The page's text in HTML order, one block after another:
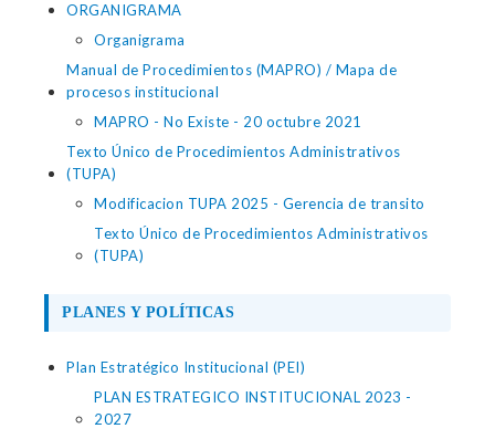
ORGANIGRAMA
Organigrama
Manual de Procedimientos (MAPRO) / Mapa de
procesos institucional
MAPRO - No Existe - 20 octubre 2021
Texto Único de Procedimientos Administrativos
(TUPA)
Modificacion TUPA 2025 - Gerencia de transito
Texto Único de Procedimientos Administrativos
(TUPA)
PLANES Y POLÍTICAS
Plan Estratégico Institucional (PEI)
PLAN ESTRATEGICO INSTITUCIONAL 2023 -
2027